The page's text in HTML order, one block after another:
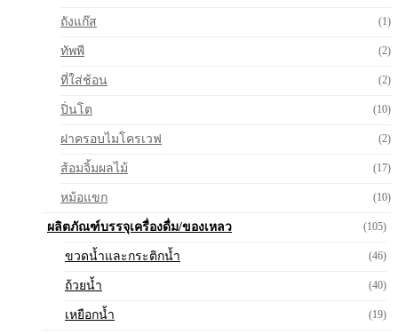
ถังแก๊ส (1)
ทัพพี (2)
ที่ใส่ช้อน (2)
ปิ่นโต (10)
ฝาครอบไมโครเวฟ (2)
ส้อมจิ้มผลไม้ (17)
หม้อแขก (10)
ผลิตภัณฑ์บรรจุเครื่องดื่ม/ของเหลว (105)
ขวดน้ำและกระติกน้ำ (46)
ถ้วยน้ำ (40)
เหยือกน้ำ (19)